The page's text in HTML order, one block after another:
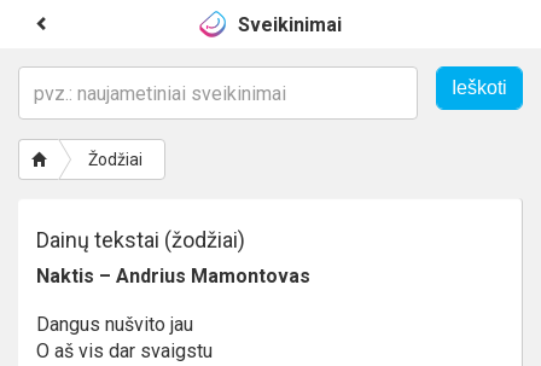
Sveikinimai
Žodžiai
Dainų tekstai (žodžiai)
Naktis – Andrius Mamontovas
Dangus nušvito jau
O aš vis dar svaigstu